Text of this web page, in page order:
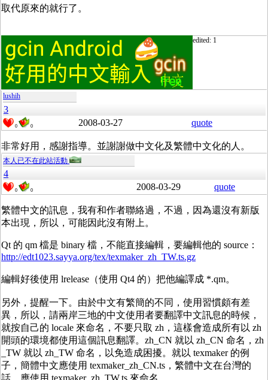
取代原來的就行了。
edited: 1
lushih
3
0 0 2008-03-27 quote
非常好用，感謝指導。並謝謝做中文化及繁體中文化的人。
本人已不在此站活動
4
0 0 2008-03-29 quote
繁體中文的訊息，我有和作者聯絡過，不過，因為還沒有新版
本出現，所以，可能因此沒有附上。
Qt 的 qm 檔是 binary 檔，不能直接編輯，要編輯他的 source：
http://edt1023.sayya.org/tex/texmaker_zh_TW.ts.gz
編輯好後使用 lrelease（使用 Qt4 的）把他編譯成 *.qm。
另外，提醒一下。由於中文有繁簡的不同，使用習慣頗有差
異，所以，請兩岸三地的中文使用者要翻譯中文訊息的時候，
就按自己的 locale 來命名，不要只取 zh，這樣會造成所有以 zh
開頭的環境都使用這個訊息翻譯。zh_CN 就以 zh_CN 命名，zh
_TW 就以 zh_TW 命名，以免造成困擾。就以 texmaker 的例
子，簡體中文應使用 texmaker_zh_CN.ts，繁體中文在台灣的